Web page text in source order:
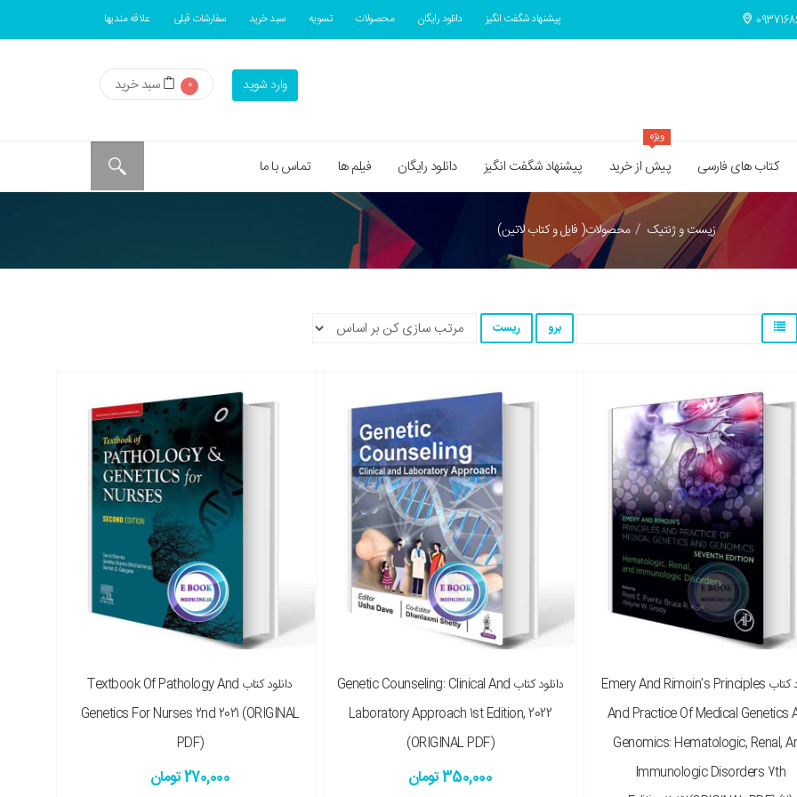
علاقه مندیها سفارشات قبلی سبد خرید تسویه محصولات دانلود رایگان پیشنهاد شگفت انگیز
سبد خرید 0 وارد شوید
کتاب های فارسی پیش از خرید
ویژه
پیشنهاد شگفت انگیز دانلود رایگان فیلم ها تماس با ما
محصولات( فایل و کتاب لاتین) زيست و ژنتيک
دانلود کتاب Emery And Rimoin’s Principles
And Practice Of Medical Genetics
Genomics: Hematologic, Renal,
Immunologic Disorders 7th
دانلود کتاب Genetic Counseling: Clinical And
Laboratory Approach 1st Edition, 2022
(ORIGINAL PDF)
350,000 تومان
دانلود کتاب Textbook Of Pathology And
Genetics For Nurses 2nd 2021 (ORIGINAL
PDF)
270,000 تومان